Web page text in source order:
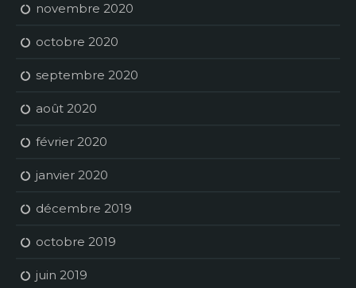
novembre 2020
octobre 2020
septembre 2020
août 2020
février 2020
janvier 2020
décembre 2019
octobre 2019
juin 2019